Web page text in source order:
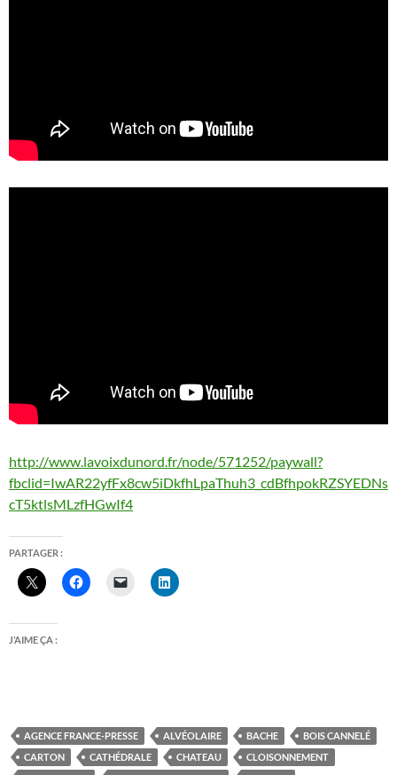
http://www.lavoixdunord.fr/node/571252/paywall?
fbclid=IwAR22yfFx8cw5iDkfhLpaThuh3_cdBfhpokRZSYEDNs
cT5ktlsMLzfHGwIf4
PARTAGER :
J’AIME ÇA :
AGENCE FRANCE-PRESSE ALVÉOLAIRE BACHE
BOIS CANNELÉ
CARTON
CATHÉDRALE CHATEAU
CLOISONNEMENT